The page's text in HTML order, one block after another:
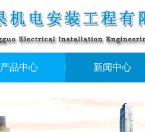
产品中心 新闻中心